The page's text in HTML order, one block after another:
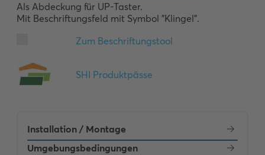
Als Abdeckung für UP-Taster.
Mit Beschriftungsfeld mit Symbol "Klingel".
Installation / Montage
Umgebungsbedingungen